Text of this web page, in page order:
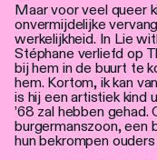
Maar voor veel queer
onvermijdelijke
werkelijkheid. In Lie
Stéphane verliefd op
bij hem in de buurt te
hem. Kortom, ik kan
is hij een artistiek kind
’68 zal hebben gehad.
burgermanszoon, een
hun bekrompen